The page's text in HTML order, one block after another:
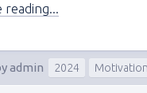
admin 2024 Motivation